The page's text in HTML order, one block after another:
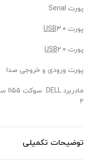
پورت Serial
پورت USB3.0
پورت USB2.0
پورت ورودی و خروجی صدا
2
توضیحات تکمیلی